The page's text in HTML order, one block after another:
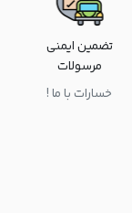
تضمین ایمنی
مرسولات
خسارات با ما !